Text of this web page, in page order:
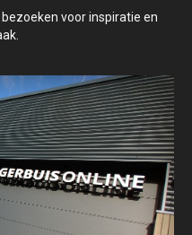
voor inspiratie en